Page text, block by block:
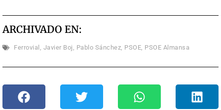
ARCHIVADO EN:
Ferrovial , Javier Boj , Pablo Sánchez, PSOE, PSOE Almansa